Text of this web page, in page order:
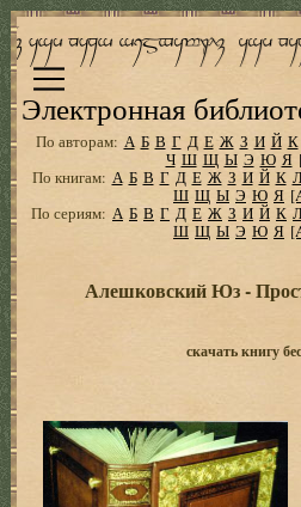
Электронная
По авторам: А Б В Г Д Е Ж З И Й К
Ч Ш Щ Ы Э Ю Я
По книгам: А Б В Г Д Е Ж З И Й К
Ш Щ Ы Э Ю Я
По сериям: А Б В Г Д Е Ж З И Й К
Ш Щ Ы Э Ю Я
Алешковский Юз -
скачать книгу